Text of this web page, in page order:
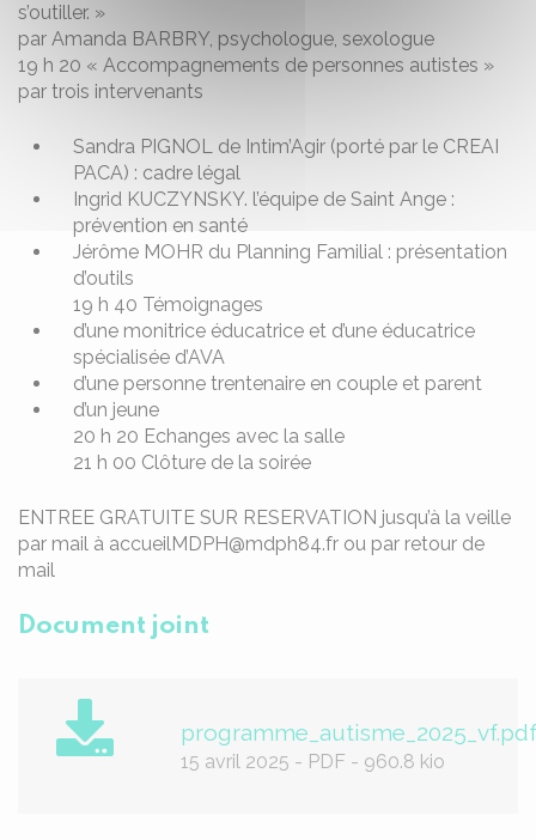
s’outiller. »
par Amanda BARBRY, psychologue, sexologue
19 h 20 « Accompagnements de personnes autistes »
par trois intervenants
Sandra PIGNOL de Intim’Agir (porté par le CREAI
PACA) : cadre légal
Ingrid KUCZYNSKY. l’équipe de Saint Ange :
prévention en santé
Jérôme MOHR du Planning Familial : présentation
d’outils
19 h 40 Témoignages
d’une monitrice éducatrice et d’une éducatrice
spécialisée d’AVA
d’une personne trentenaire en couple et parent
d’un jeune
20 h 20 Echanges avec la salle
21 h 00 Clôture de la soirée
ENTREE GRATUITE SUR RESERVATION jusqu’à la veille
par mail à accueilMDPH@mdph84.fr ou par retour de
mail
Document joint
programme_autisme_2025_vf.pdf
15 avril 2025 - PDF - 960.8 kio